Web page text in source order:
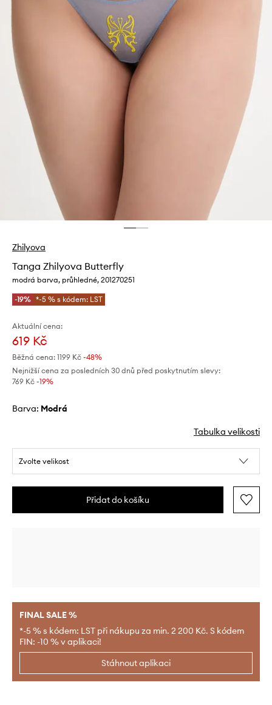
Zhilyova
Tanga Zhilyova Butterfly
modrá barva, průhledné, 201270251
-19% *-5 % s kódem: LST
Aktuální cena:
619 Kč
Běžná cena: 1199 Kč -48%
Nejnižší cena za posledních 30 dnů před poskytnutím slevy:
769 Kč -19%
Barva: modrá
Tabulka velikosti
Zvolte velikost
Přidat do košíku
FINAL SALE %
*-5 % s kódem: LST při nákupu za min. 2 200 Kč. S kódem
FIN: -10 % v aplikaci!
Stáhnout aplikaci